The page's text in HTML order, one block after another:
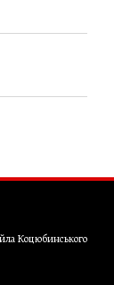
Коцюбинського